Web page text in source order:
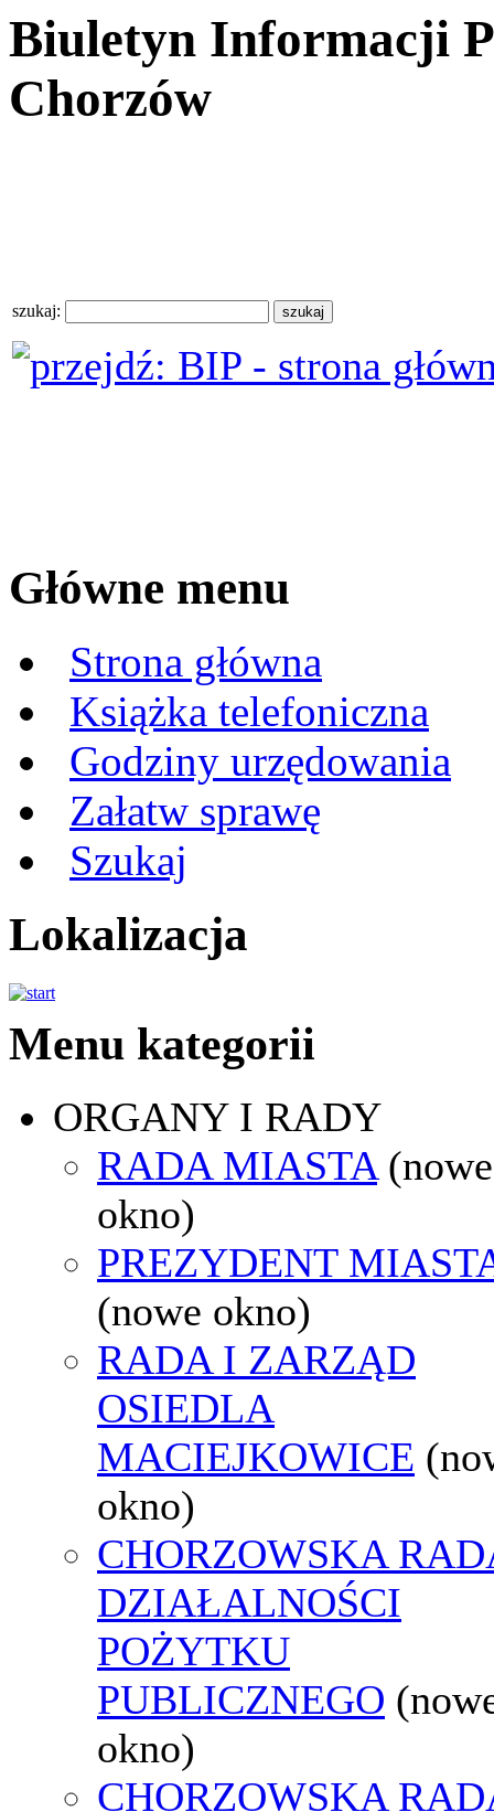
Biuletyn Informacji
Chorzów
szukaj:
Główne menu
Strona główna
Książka telefoniczna
Godziny urzędowania
Załatw sprawę
Szukaj
Lokalizacja
Menu kategorii
ORGANY I RADY
RADA MIASTA (nowe
okno)
PREZYDENT
(nowe okno)
RADA I ZARZĄD
OSIEDLA
MACIEJKOWICE
okno)
CHORZOWSKA
DZIAŁALNOŚCI
POŻYTKU
PUBLICZNEGO
okno)
CHORZOWSKA